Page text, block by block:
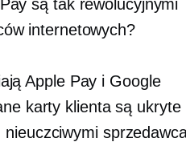
są tak rewolucyjnymi
internetowych?
Apple Pay i Google
karty klienta są ukryte